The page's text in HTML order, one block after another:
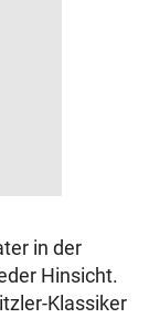
in der
Hinsicht.
Klassiker